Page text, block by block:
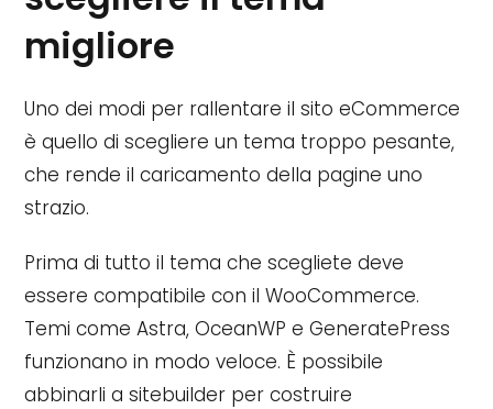
migliore
Uno dei modi per rallentare il sito eCommerce
è quello di scegliere un tema troppo pesante,
che rende il caricamento della pagine uno
strazio.
Prima di tutto il tema che scegliete deve
essere compatibile con il WooCommerce.
Temi come Astra, OceanWP e GeneratePress
funzionano in modo veloce. È possibile
abbinarli a sitebuilder per costruire